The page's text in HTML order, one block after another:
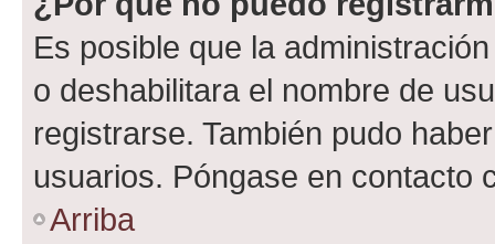
Es posible que la
o deshabilitara el nombre de
registrarse. También pudo
usuarios. Póngase en contacto
Arriba